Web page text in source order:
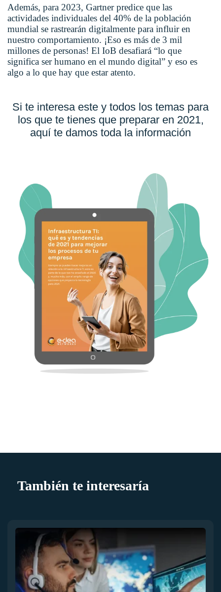
Además, para 2023, Gartner predice que las
actividades individuales del 40% de la población
mundial se rastrearán digitalmente para influir en
nuestro comportamiento. ¡Eso es más de 3 mil
millones de personas! El IoB desafiará “lo que
significa ser humano en el mundo digital” y eso es
algo a lo que hay que estar atento.
Si te interesa este y todos los temas para
los que te tienes que preparar en 2021,
aquí te damos toda la información
También te interesaría